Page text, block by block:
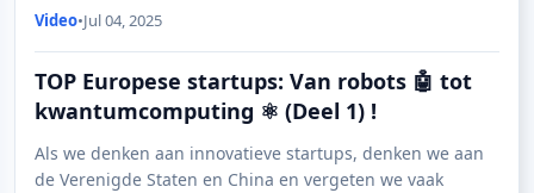
Video•Jul 04, 2025
TOP Europese startups: Van robots 🤖 tot
kwantumcomputing ⚛️ (Deel 1) !
Als we denken aan innovatieve startups, denken we aan
de Verenigde Staten en China en vergeten we vaak